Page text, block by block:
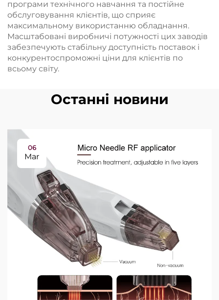
програми технічного навчання та постійне
обслуговування клієнтів, що сприяє
максимальному використанню обладнання.
Масштабовані виробничі потужності цих заводів
забезпечують стабільну доступність поставок і
конкурентоспроможні ціни для клієнтів по
всьому світу.
Останні новини
06
Mar